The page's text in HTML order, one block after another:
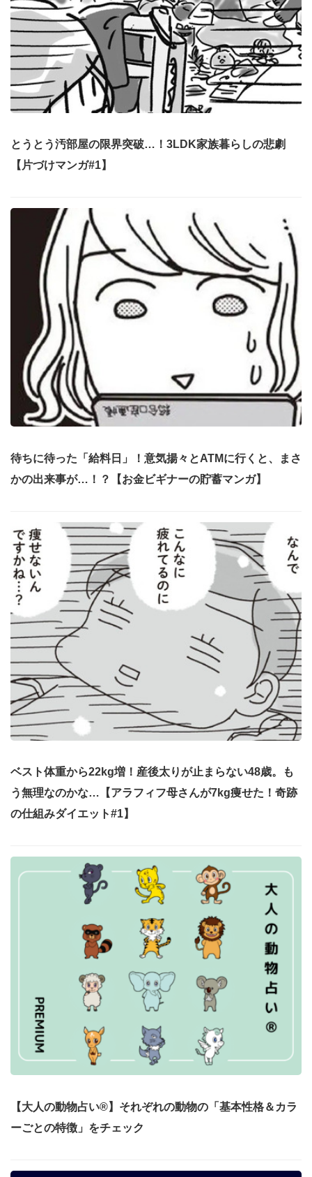
とうとう汚部屋の限界突破…！3LDK家族暮らしの悲劇
【片づけマンガ#1】
待ちに待った「給料日」！意気揚々とATMに行くと、まさ
かの出来事が…！？【お金ビギナーの貯蓄マンガ】
ベスト体重から22kg増！産後太りが止まらない48歳。も
う無理なのかな…【アラフィフ母さんが7kg痩せた！奇跡
の仕組みダイエット#1】
【大人の動物占い®】それぞれの動物の「基本性格＆カラ
ーごとの特徴」をチェック